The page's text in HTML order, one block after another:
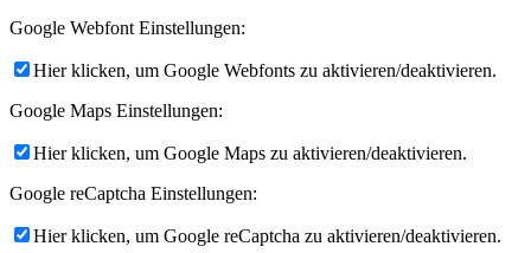
Google Webfont Einstellungen:
Hier klicken, um Google Webfonts zu aktivieren/deaktivieren.
Google Maps Einstellungen:
Hier klicken, um Google Maps zu aktivieren/deaktivieren.
Google reCaptcha Einstellungen:
Hier klicken, um Google reCaptcha zu aktivieren/deaktivieren.